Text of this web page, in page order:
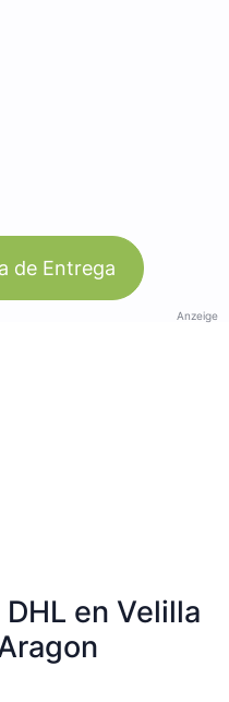
de Entrega
Anzeige
en Velilla